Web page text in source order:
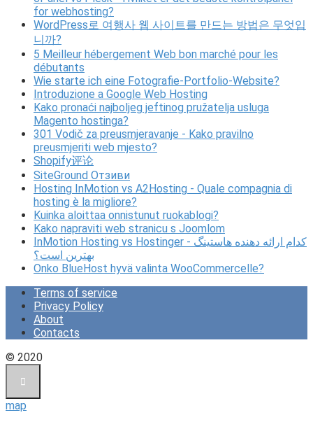
for webhosting?
WordPress로 여행사 웹 사이트를 만드는 방법은 무엇입
니까?
5 Meilleur hébergement Web bon marché pour les
débutants
Wie starte ich eine Fotografie-Portfolio-Website?
Introduzione a Google Web Hosting
Kako pronaći najboljeg jeftinog pružatelja usluga
Magento hostinga?
301 Vodič za preusmjeravanje - Kako pravilno
preusmjeriti web mjesto?
Shopify评论
SiteGround Отзиви
Hosting InMotion vs A2Hosting - Quale compagnia di
hosting è la migliore?
Kuinka aloittaa onnistunut ruokablogi?
Kako napraviti web stranicu s Joomlom
InMotion Hosting vs Hostinger - کدام ارائه دهنده هاستینگ
بهترین است؟
Onko BlueHost hyvä valinta WooCommercelle?
Terms of service
Privacy Policy
About
Contacts
© 2020
map